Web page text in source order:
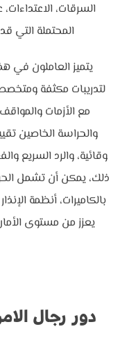
السرقات،
المحتملة التي
يتميز العاملون في
لتدريبات مكثفة
مع الأزمات
والحراسة الخاصين
وقائية، والرد السريع
ذلك، يمكن أن تشمل
بالكاميرات، أنظمة
يعزز من مستوى
دور رجال